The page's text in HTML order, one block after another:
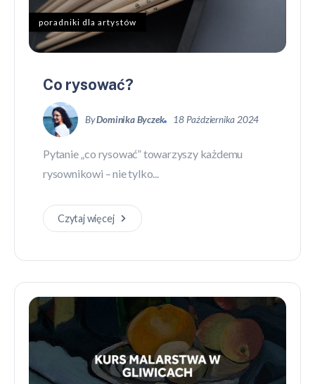
poradniki dla artystów
Co rysować?
ByDominika Byczek 18 Października 2024
Pytanie „co rysować” towarzyszy każdemu
rysownikowi – nie tylko...
Czytaj więcej